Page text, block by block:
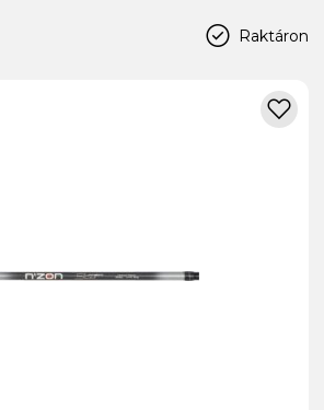
Raktáron